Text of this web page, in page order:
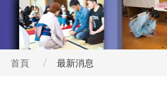
首頁 最新消息